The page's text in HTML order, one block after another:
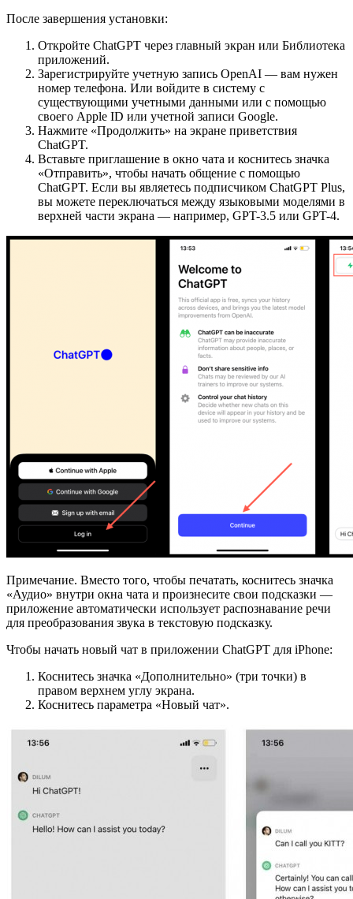
После завершения установки:
Откройте ChatGPT через главный экран или Библиотека
приложений.
Зарегистрируйте учетную запись OpenAI — вам нужен
номер телефона. Или войдите в систему с
существующими учетными данными или с помощью
своего Apple ID или учетной записи Google.
Нажмите «Продолжить» на экране приветствия
ChatGPT.
Вставьте приглашение в окно чата и коснитесь значка
«Отправить», чтобы начать общение с помощью
ChatGPT. Если вы являетесь подписчиком ChatGPT Plus,
вы можете переключаться между языковыми моделями в
верхней части экрана — например, GPT-3.5 или GPT-4.
Примечание. Вместо того, чтобы печатать, коснитесь значка
«Аудио» внутри окна чата и произнесите свои подсказки —
приложение автоматически использует распознавание речи
для преобразования звука в текстовую подсказку.
Чтобы начать новый чат в приложении ChatGPT для iPhone:
Коснитесь значка «Дополнительно» (три точки) в
правом верхнем углу экрана.
Коснитесь параметра «Новый чат».